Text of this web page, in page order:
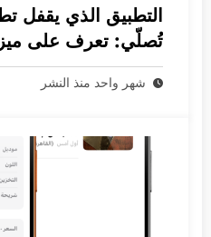
التطبيق الذي يقفل
تُصلّي: تعرف على
الثورية
شهر واحد منذ النشر